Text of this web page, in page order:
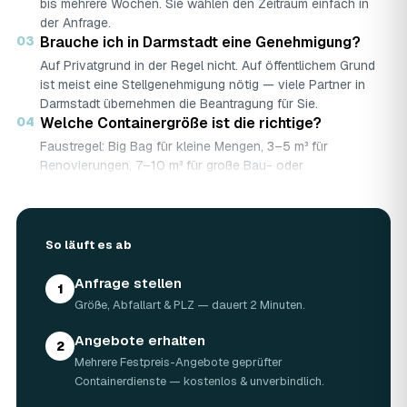
bis mehrere Wochen. Sie wählen den Zeitraum einfach in
der Anfrage.
03 Brauche ich in Darmstadt eine Genehmigung?
Auf Privatgrund in der Regel nicht. Auf öffentlichem Grund
ist meist eine Stellgenehmigung nötig — viele Partner in
Darmstadt übernehmen die Beantragung für Sie.
04 Welche Containergröße ist die richtige?
Faustregel: Big Bag für kleine Mengen, 3–5 m³ für
Renovierungen, 7–10 m³ für große Bau- oder
Was darf rein — und was nicht?
Grünschnitt, Holz …). Sondermüll wie Asbest braucht eine
Was kostet ein Container in Darmstadt?
Laut Marktrecherche (keine AWL-eigenen Auftragsdaten):
300–1.100 € — abhängig von Abfallart, Region und
Standzeit (Details in der Marktübersicht unten). Ihren
verbindlichen Festpreis für Darmstadt nennt Ihnen der
So läuft es ab
1 Anfrage stellen
Größe, Abfallart & PLZ — dauert 2 Minuten.
2 Angebote erhalten
Mehrere Festpreis-Angebote geprüfter
Containerdienste — kostenlos & unverbindlich.